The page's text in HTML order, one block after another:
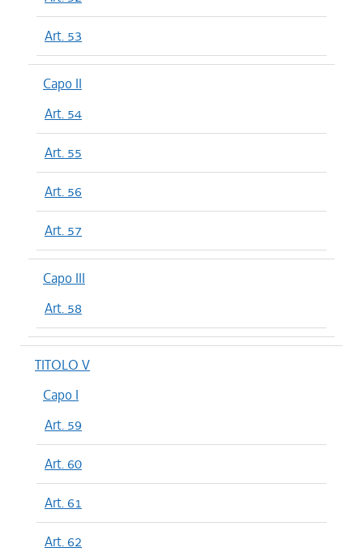
Art. 53
Capo II
Art. 54
Art. 55
Art. 56
Art. 57
Capo III
Art. 58
TITOLO V
Capo I
Art. 59
Art. 60
Art. 61
Art. 62